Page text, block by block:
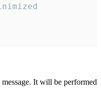
It will be performed